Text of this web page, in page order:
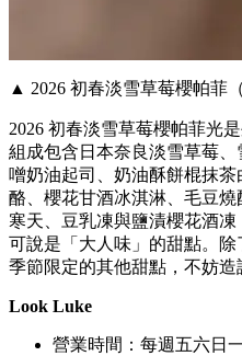
▲ 2026 初春淡雪草莓櫻帕菲
2026 初春淡雪草莓櫻帕菲光
組成包含日本奈良淡雪草莓
噌奶油起司、奶油酥餅棍抹
酪、櫻花甘酒冰淇淋、毛豆
寒天、豆乳凍與鹽漬櫻花酒凍
可說是「大人味」的甜點。
季節限定的其他甜點，不妨造
Look Luke
營業時間：每週五六日